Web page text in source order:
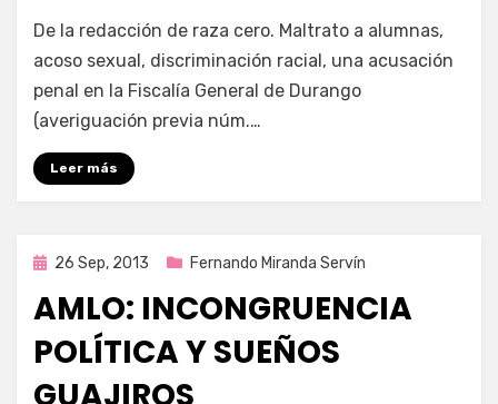
por Enrique
De la redacción de raza cero. Maltrato a alumnas,
acoso sexual, discriminación racial, una acusación
penal en la Fiscalía General de Durango
(averiguación previa núm.…
Leer más
Publicada
26 Sep, 2013 Fernando Miranda Servín
AMLO: INCONGRUENCIA
POLÍTICA Y SUEÑOS